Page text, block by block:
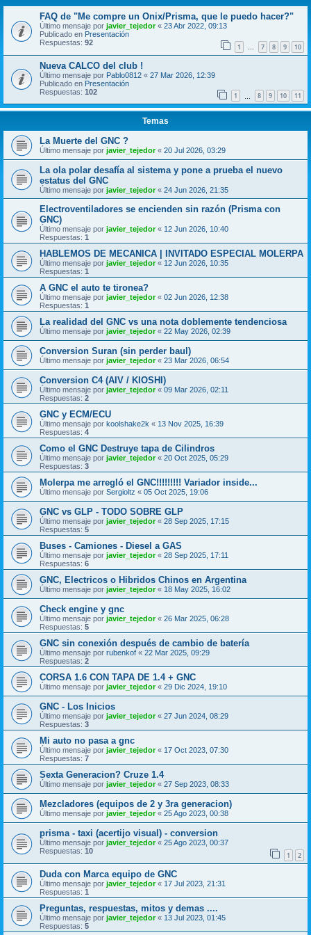
FAQ de "Me compre un Onix/Prisma, que le puedo hacer?"
Último mensaje por javier_tejedor« 23 Abr 2022, 09:13
Publicado en Presentación
Respuestas: 92 1 … 7 8 9 10
Nueva CALCO del club !
Último mensaje por Pablo0812 « 27 Mar 2026, 12:39
Publicado en Presentación
Respuestas: 102 1 8 9 10 11
Temas
La Muerte del GNC ?
Último mensaje por javier_tejedor« 20 Jul 2026, 03:29
La ola polar desafía al sistema y pone a prueba el nuevo
estatus del GNC
Último mensaje por javier_tejedor« 24 Jun 2026, 21:35
Electroventiladores se encienden sin razón (Prisma con
GNC)
Último mensaje por javier_tejedor« 12 Jun 2026, 10:40
Respuestas: 1
HABLEMOS DE MECANICA | INVITADO ESPECIAL MOLERPA
Último mensaje por javier_tejedor« 12 Jun 2026, 10:35
Respuestas: 1
A GNC el auto te tironea?
Último mensaje por javier_tejedor« 02 Jun 2026, 12:38
Respuestas: 1
La realidad del GNC vs una nota doblemente tendenciosa
Último mensaje por javier_tejedor« 22 May 2026, 02:39
Conversion Suran (sin perder baul)
Último mensaje por javier_tejedor« 23 Mar 2026, 06:54
Conversion C4 (AIV / KIOSHI)
Último mensaje por javier_tejedor« 09 Mar 2026, 02:11
Respuestas: 2
GNC y ECM/ECU
Último mensaje por koolshake2k « 13 Nov 2025, 16:39
Respuestas: 4
Como el GNC Destruye tapa de Cilindros
Último mensaje por javier_tejedor« 20 Oct 2025, 05:29
Respuestas: 3
Molerpa me arregló el GNC!!!!!!!!! Variador inside...
Último mensaje por Sergioltz « 05 Oct 2025, 19:06
GNC vs GLP - TODO SOBRE GLP
Último mensaje por javier_tejedor« 28 Sep 2025, 17:15
Respuestas: 5
Buses - Camiones - Diesel a GAS
Último mensaje por javier_tejedor« 28 Sep 2025, 17:11
Respuestas: 6
GNC, Electricos o Hibridos Chinos en Argentina
Último mensaje por javier_tejedor« 18 May 2025, 16:02
Check engine y gnc
Último mensaje por javier_tejedor« 26 Mar 2025, 06:28
Respuestas: 5
GNC sin conexión después de cambio de batería
Último mensaje por rubenkof « 22 Mar 2025, 09:29
Respuestas: 2
CORSA 1.6 CON TAPA DE 1.4 + GNC
Último mensaje por javier_tejedor« 29 Dic 2024, 19:10
GNC - Los Inicios
Último mensaje por javier_tejedor« 27 Jun 2024, 08:29
Respuestas: 3
Mi auto no pasa a gnc
Último mensaje por javier_tejedor« 17 Oct 2023, 07:30
Respuestas: 7
Sexta Generacion? Cruze 1.4
Último mensaje por javier_tejedor« 27 Sep 2023, 08:33
Mezcladores (equipos de 2 y 3ra generacion)
Último mensaje por javier_tejedor« 25 Ago 2023, 00:38
prisma - taxi (acertijo visual) - conversion
Último mensaje por javier_tejedor« 25 Ago 2023, 00:37
Respuestas: 10 1 2
Duda con Marca equipo de GNC
Último mensaje por javier_tejedor« 17 Jul 2023, 21:31
Respuestas: 1
Preguntas, respuestas, mitos y demas ....
Último mensaje por javier_tejedor« 13 Jul 2023, 01:45
Respuestas: 5